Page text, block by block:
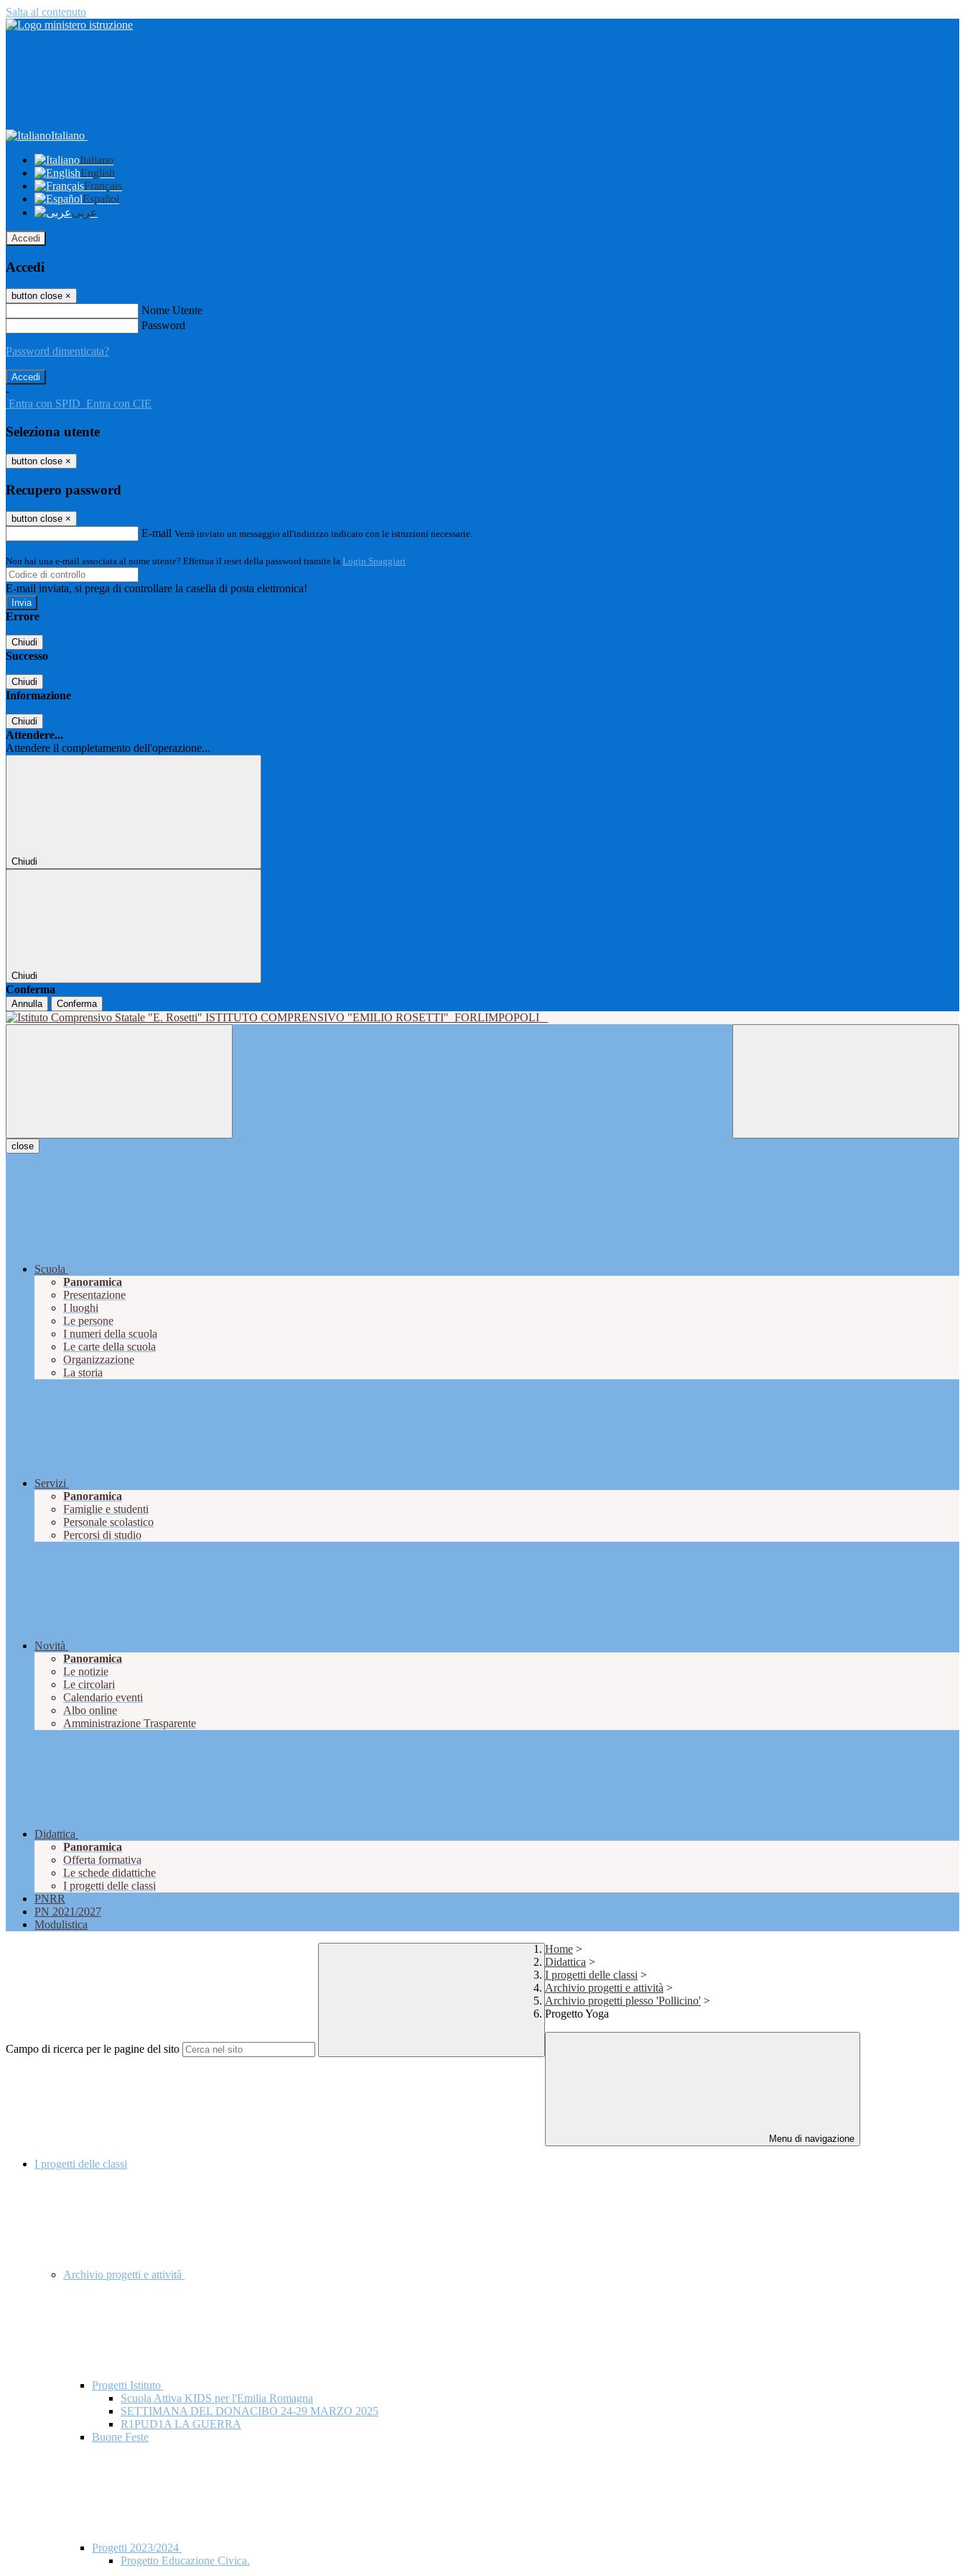
Salta al contenuto
Italiano
Italiano
English
Français
Español
عربى
Accedi
Accedi
button close ×
Nome Utente
Password
Password dimenticata?
-
Entra con SPID Entra con CIE
Seleziona utente
button close ×
Recupero password
button close ×
E-mail Verrà inviato un messaggio all'indirizzo indicato con le istruzioni necessarie.
Non hai una e-mail associata al nome utente? Effettua il reset della password tramite la Login Spaggiari
E-mail inviata, si prega di controllare la casella di posta elettronica!
Errore
Chiudi
Successo
Chiudi
Informazione
Chiudi
Attendere...
Attendere il completamento dell'operazione...
Chiudi
Chiudi
Conferma
Annulla Conferma
ISTITUTO COMPRENSIVO "EMILIO ROSETTI" FORLIMPOPOLI
close
Scuola
Panoramica
Presentazione
I luoghi
Le persone
I numeri della scuola
Le carte della scuola
Organizzazione
La storia
Servizi
Panoramica
Famiglie e studenti
Personale scolastico
Percorsi di studio
Novità
Panoramica
Le notizie
Le circolari
Calendario eventi
Albo online
Amministrazione Trasparente
Didattica
Panoramica
Offerta formativa
Le schede didattiche
I progetti delle classi
PNRR
PN 2021/2027
Modulistica
Campo di ricerca per le pagine del sito
Home >
Didattica >
I progetti delle classi >
Archivio progetti e attività >
Archivio progetti plesso 'Pollicino' >
Progetto Yoga
Menu di navigazione
I progetti delle classi
Archivio progetti e attività
Progetti Istituto
Scuola Attiva KIDS per l'Emilia Romagna
SETTIMANA DEL DONACIBO 24-29 MARZO 2025
R1PUD1A LA GUERRA
Buone Feste
Progetti 2023/2024
Progetto Educazione Civica.